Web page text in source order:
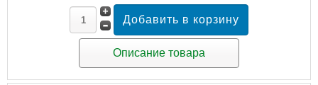
Описание товара